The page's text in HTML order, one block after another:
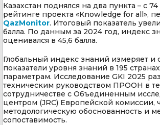
Казахстан поднялся на два пункта – с
рейтинге проекта «Knowledge for all»,
QazMonitor. Итоговый показатель
балла. По данным за 2024 год, индекс
оценивался в 45,6 балла.
Глобальный индекс знаний измеряет и
показатели уровня знаний в 195
параметрам. Исследование GKI 2025
техническим руководством ПРООН в
сотрудничестве с Объединенным
центром (JRC) Европейской комиссии,
методологическую обоснованность и
сопоставимость.